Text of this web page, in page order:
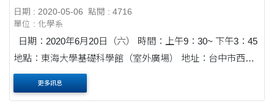
日期 : 2020-05-06
點閱 : 4716
單位 : 化學系
地點：東海大學基礎科學館（室外廣場） 地址：台中市西屯
更多訊息